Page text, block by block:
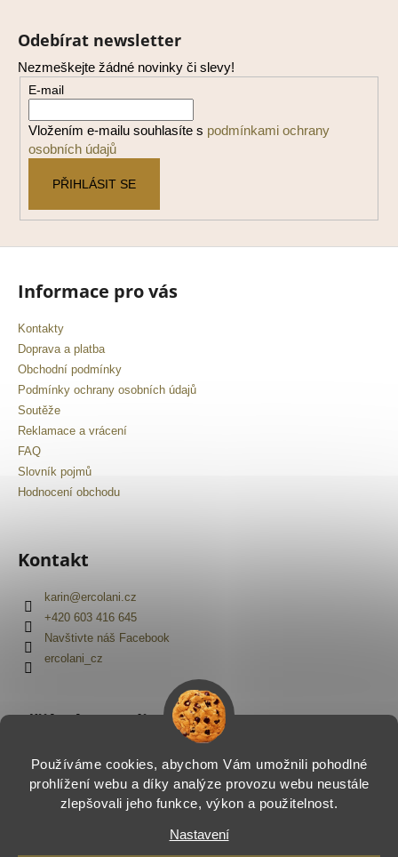
Používáme cookies, abychom Vám umožnili pohodlné
prohlížení webu a díky analýze provozu webu neustále
zlepšovali jeho funkce, výkon a použitelnost.
Nastavení
Odebírat newsletter
Nezmeškejte žádné novinky či slevy!
E-mail
Vložením e-mailu souhlasíte s podmínkami ochrany
osobních údajů
PŘIHLÁSIT SE
Informace pro vás
Kontakty
Doprava a platba
Obchodní podmínky
Podmínky ochrany osobních údajů
Soutěže
Reklamace a vrácení
FAQ
Slovník pojmů
Hodnocení obchodu
Kontakt
karin@ercolani.cz
+420 603 416 645
Navštivte náš Facebook
ercolani_cz
Přijímáme online platby
Vytvořil Shoptet